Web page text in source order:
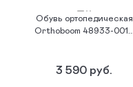
Обувь ортопедическая
Orthoboom 48933-001...
3 590 руб.